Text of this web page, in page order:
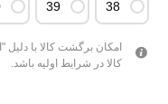
38
39
امکان برگشت کالا با
کالا در شرایط اولیه باشد.